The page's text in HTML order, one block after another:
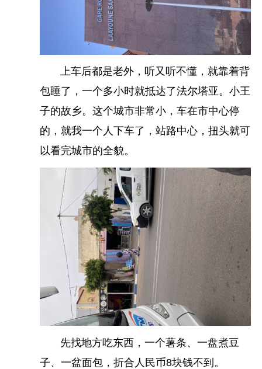
没有坐到买票的地方，这个车站离我预订的酒店很
近，就提前下车了。然后直接走去酒店办理入住。
就和前台说下checkin，然后把之前预订的订单给她
看，出示护照，最后交一个城市税20来块钱就入住
摩洛哥的电源是欧标的，需要提前准备好欧标
的插头转换器，然后就是在酒店充电，洗澡。第一
次出来不太会，中午1点不到下机的，折腾完酒店都
快6点了，然后就想着去吃晚餐，顺便逛逛。在地图
上找了下比较出名的景点也就一个海上清真寺了，
有点远，但是坐公汽的话也算比较方便。乘车+走路
花了半小时到的，就是突然下雨又起雾，啥都看不
清楚，随便拍了个照片就走了，反正后面还会回来
上车后都是老外，听又听不懂，就靠着背
包睡了，一个多小时就抵达了法尔塔亚。小王
子的故乡。这个城市非常小，车在市中心停
的，就我一个人下车了，站路中心，扭头就可
以看完城市的全貌。
先找地方吃东西，一个薯条、一盘煮豆
子、一盆面包，折合人民币8块钱不到。